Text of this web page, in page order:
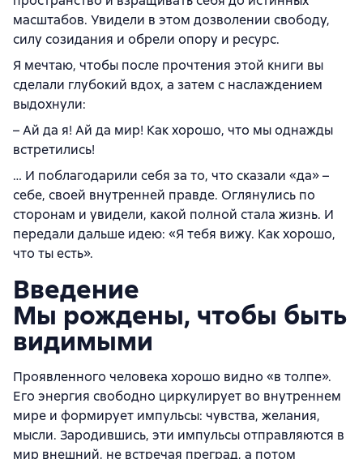
масштабов. Увидели в этом дозволении свободу,
силу созидания и обрели опору и ресурс.
Я мечтаю, чтобы после прочтения этой книги вы
сделали глубокий вдох, а затем с наслаждением
выдохнули:
– Ай да я! Ай да мир! Как хорошо, что мы однажды
встретились!
… И поблагодарили себя за то, что сказали «да» –
себе, своей внутренней правде. Оглянулись по
сторонам и увидели, какой полной стала жизнь. И
передали дальше идею: «Я тебя вижу. Как хорошо,
что ты есть».
Введение
Мы рождены, чтобы быть
видимыми
Проявленного человека хорошо видно «в толпе».
Его энергия свободно циркулирует во внутреннем
мире и формирует импульсы: чувства, желания,
мысли. Зародившись, эти импульсы отправляются в
мир внешний, не встречая преград, а потом